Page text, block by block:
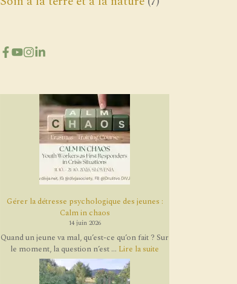
Gérer la détresse psychologique des jeunes :
Calm in chaos
14 juin 2026
Quand un jeune va mal, qu’est-ce qu’on fait ? Sur
le moment, la question n’est ... Lire la suite